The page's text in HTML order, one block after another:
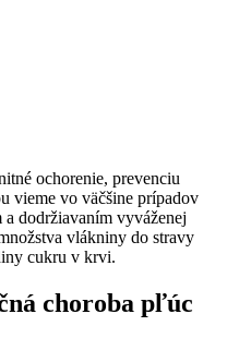
ochorenie, prevenciu
vieme vo väčšine prípadov
dodržiavaním vyváženej
vlákniny do stravy
cukru v krvi.
choroba pľúc